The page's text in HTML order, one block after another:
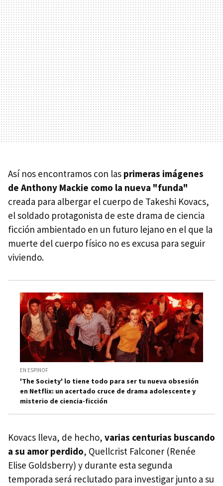
Así nos encontramos con las primeras imágenes
de Anthony Mackie como la nueva "funda"
creada para albergar el cuerpo de Takeshi Kovacs,
el soldado protagonista de este drama de ciencia
ficción ambientado en un futuro lejano en el que la
muerte del cuerpo físico no es excusa para seguir
viviendo.
EN ESPINOF
'The Society' lo tiene todo para ser tu nueva obsesión
en Netflix: un acertado cruce de drama adolescente y
misterio de ciencia-ficción
Kovacs lleva, de hecho, varias centurias buscando
a su amor perdido, Quellcrist Falconer (Renée
Elise Goldsberry) y durante esta segunda
temporada será reclutado para investigar junto a su